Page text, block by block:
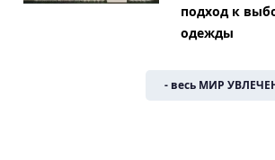
подход к
одежды
- весь МИР